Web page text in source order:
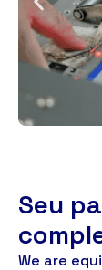
Seu
We are